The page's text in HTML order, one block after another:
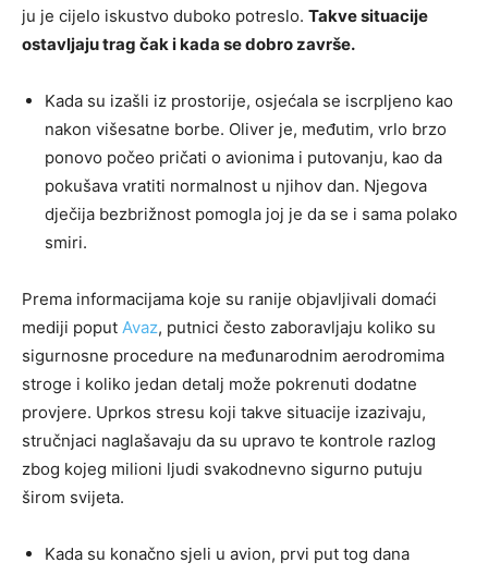
ju je cijelo iskustvo duboko potreslo. Takve situacije
ostavljaju trag čak i kada se dobro završe.
Kada su izašli iz prostorije, osjećala se iscrpljeno kao
nakon višesatne borbe. Oliver je, međutim, vrlo brzo
ponovo počeo pričati o avionima i putovanju, kao da
pokušava vratiti normalnost u njihov dan. Njegova
dječija bezbrižnost pomogla joj je da se i sama polako
smiri.
Prema informacijama koje su ranije objavljivali domaći
mediji poput Avaz, putnici često zaboravljaju koliko su
sigurnosne procedure na međunarodnim aerodromima
stroge i koliko jedan detalj može pokrenuti dodatne
provjere. Uprkos stresu koji takve situacije izazivaju,
stručnjaci naglašavaju da su upravo te kontrole razlog
zbog kojeg milioni ljudi svakodnevno sigurno putuju
širom svijeta.
Kada su konačno sjeli u avion, prvi put tog dana